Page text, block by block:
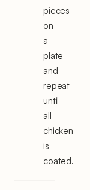
pieces
on
a
plate
and
repeat
until
all
chicken
is
coated.